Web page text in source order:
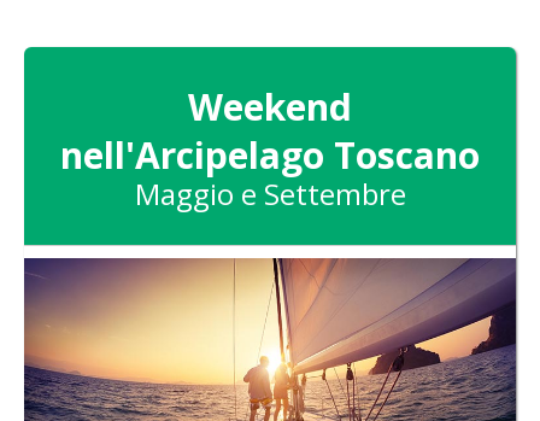
ATTIVITÀ
SKIPPER
Weekend
nell'Arcipelago Toscano
Maggio e Settembre